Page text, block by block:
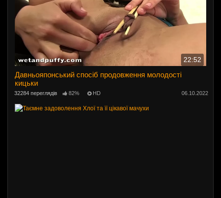
22:52
Давньояпонський спосіб продовження молодості
кицьки
32284 переглядів 82% HD 06.10.2022